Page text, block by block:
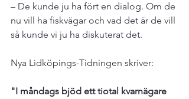
– De kunde ju ha fört en dialog. Om de
nu vill ha fiskvägar och vad det är de vill
så kunde vi ju ha diskuterat det.
Nya Lidköpings-Tidningen skriver:
"I måndags bjöd ett tiotal kvarnägare